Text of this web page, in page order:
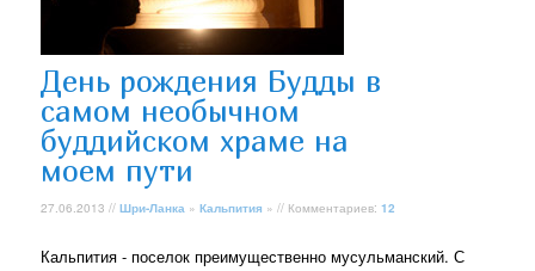
День рождения Будды в
самом необычном
буддийском храме на
моем пути
27.06.2013 //Шри-Ланка »Кальпития » // Комментариев:12
Кальпития - поселок преимущественно мусульманский. С